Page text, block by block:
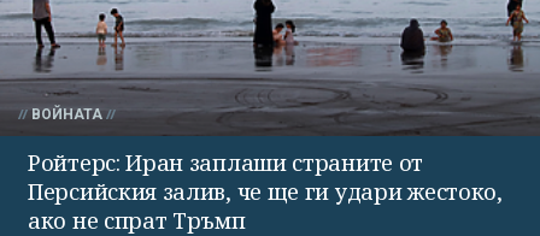
ВОЙНАТА
Ройтерс: Иран заплаши страните от
Персийския залив, че ще ги удари жестоко,
ако не спрат Тръмп